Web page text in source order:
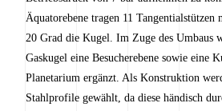
Äquatorebene tragen 11
20 Grad die Kugel. Im Zuge des Umbaus
Gaskugel eine Besucherebene sowie eine
Planetarium ergänzt. Als Konstruktion
Stahlprofile gewählt, da diese händisch